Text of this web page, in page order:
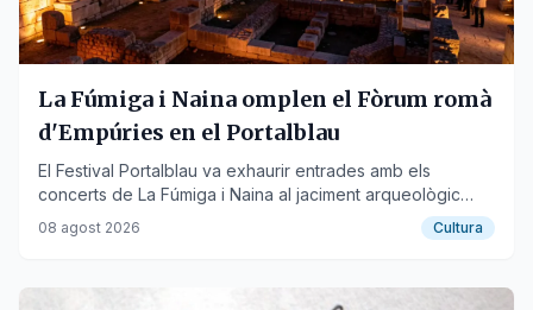
La Fúmiga i Naina omplen el Fòrum romà
d'Empúries en el Portalblau
El Festival Portalblau va exhaurir entrades amb els
concerts de La Fúmiga i Naina al jaciment arqueològic
d'Empúries, celebrant la música i la llengua valencianes.
08 agost 2026 Cultura